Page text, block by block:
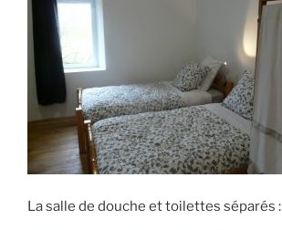
La salle de douche et toilettes séparés :